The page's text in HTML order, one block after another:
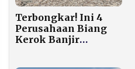
Terbongkar! Ini 4
Perusahaan Biang
Kerok Banjir